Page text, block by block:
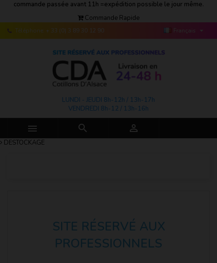
commande passée avant 11h =expédition possible le jour même.
Commande Rapide
Téléphone: + 33 (0) 3 89 30 12 90 Français 
LUNDI - JEUDI 8h-12h / 13h-17h
VENDREDI 8h-12 / 13h-16h
  
DESTOCKAGE
SITE RÉSERVÉ AUX
PROFESSIONNELS